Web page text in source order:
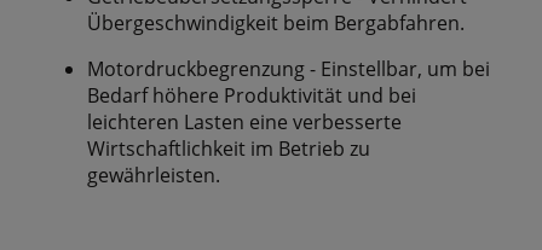
Übergeschwindigkeit beim Bergabfahren.
Motordruckbegrenzung - Einstellbar, um bei
Bedarf höhere Produktivität und bei
leichteren Lasten eine verbesserte
Wirtschaftlichkeit im Betrieb zu
gewährleisten.